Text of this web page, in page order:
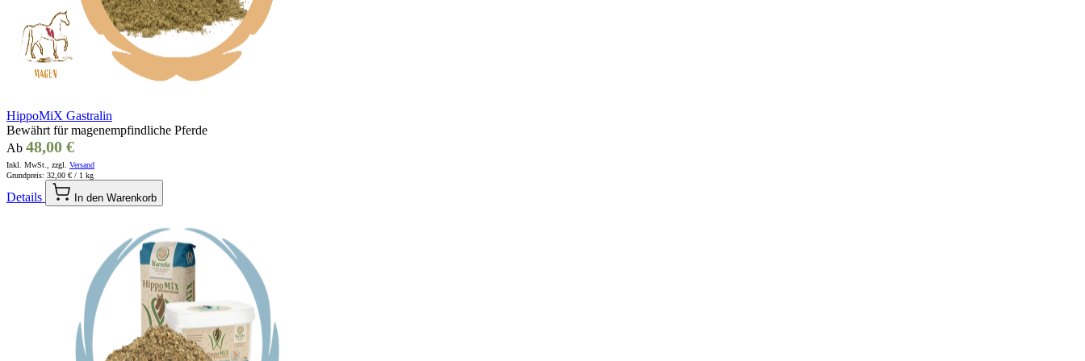
HippoMiX Gastralin
Bewährt für magenempfindliche Pferde
Ab 48,00 €
Inkl. MwSt., zzgl. Versand
Grundpreis: 32,00 € / 1 kg
Details In den Warenkorb